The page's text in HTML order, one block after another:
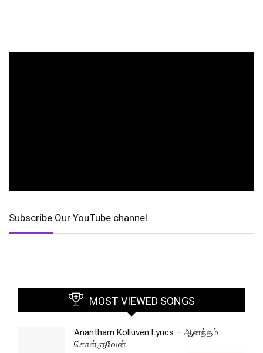
Subscribe Our YouTube channel
MOST VIEWED SONGS
Anantham Kolluven Lyrics – ஆனந்தம்
கொள்ளுவேன்